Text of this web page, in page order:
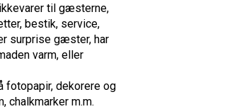
til gæsterne,
bestik, service,
surprise gæster, har
varm, eller
fotopapir, dekorere og
chalkmarker m.m.